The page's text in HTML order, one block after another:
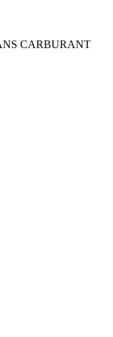
CARBURANT